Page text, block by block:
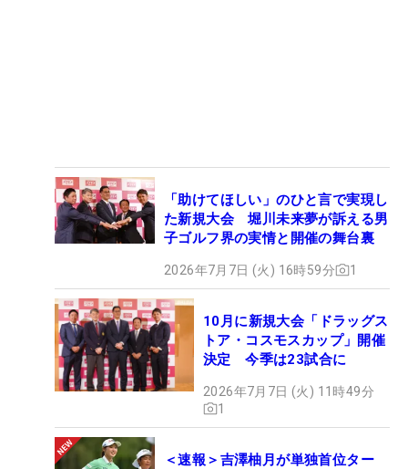
「助けてほしい」のひと言で実現し
た新規大会 堀川未来夢が訴える男
子ゴルフ界の実情と開催の舞台裏
2026年7月7日 (火) 16時59分 1
10月に新規大会「ドラッグス
トア・コスモスカップ」開催
決定 今季は23試合に
2026年7月7日 (火) 11時49分
1
＜速報＞吉澤柚月が単独首位ター